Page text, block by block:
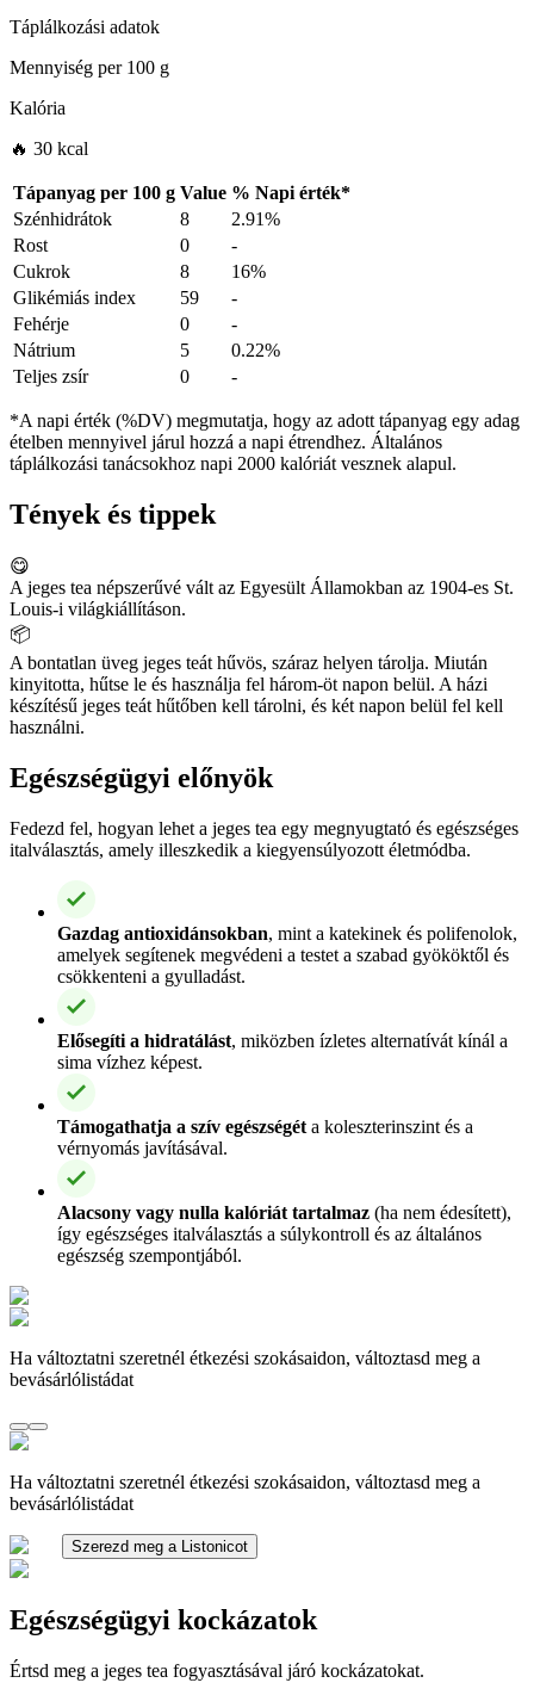
Táplálkozási adatok
Mennyiség per100 g
Kalória
🔥 30 kcal
Tápanyag per 100 g Value % Napi érték*
Szénhidrátok
8
2.91%
Rost
0
-
Cukrok
8
16%
Glikémiás index
59
-
Fehérje
0
-
Nátrium
5
0.22%
Teljes zsír
0 -
*A napi érték (%DV) megmutatja, hogy az adott tápanyag egy adag
ételben mennyivel járul hozzá a napi étrendhez. Általános
táplálkozási tanácsokhoz napi 2000 kalóriát vesznek alapul.
Tények és tippek
😋
A jeges tea népszerűvé vált az Egyesült Államokban az 1904-es St.
Louis-i világkiállításon.
📦
A bontatlan üveg jeges teát hűvös, száraz helyen tárolja. Miután
kinyitotta, hűtse le és használja fel három-öt napon belül. A házi
készítésű jeges teát hűtőben kell tárolni, és két napon belül fel kell
használni.
Egészségügyi előnyök
Fedezd fel, hogyan lehet a jeges tea egy megnyugtató és egészséges
italválasztás, amely illeszkedik a kiegyensúlyozott életmódba.
Gazdag antioxidánsokban, mint a katekinek és polifenolok,
amelyek segítenek megvédeni a testet a szabad gyököktől és
csökkenteni a gyulladást.
Elősegíti a hidratálást, miközben ízletes alternatívát kínál a
sima vízhez képest.
Támogathatja a szív egészségét a koleszterinszint és a
vérnyomás javításával.
Alacsony vagy nulla kalóriát tartalmaz (ha nem édesített),
így egészséges italválasztás a súlykontroll és az általános
egészség szempontjából.
Ha változtatni szeretnél étkezési szokásaidon, változtasd meg a
bevásárlólistádat
Ha változtatni szeretnél étkezési szokásaidon, változtasd meg a
bevásárlólistádat
Szerezd meg a Listonicot
Egészségügyi kockázatok
Értsd meg a jeges tea fogyasztásával járó kockázatokat.